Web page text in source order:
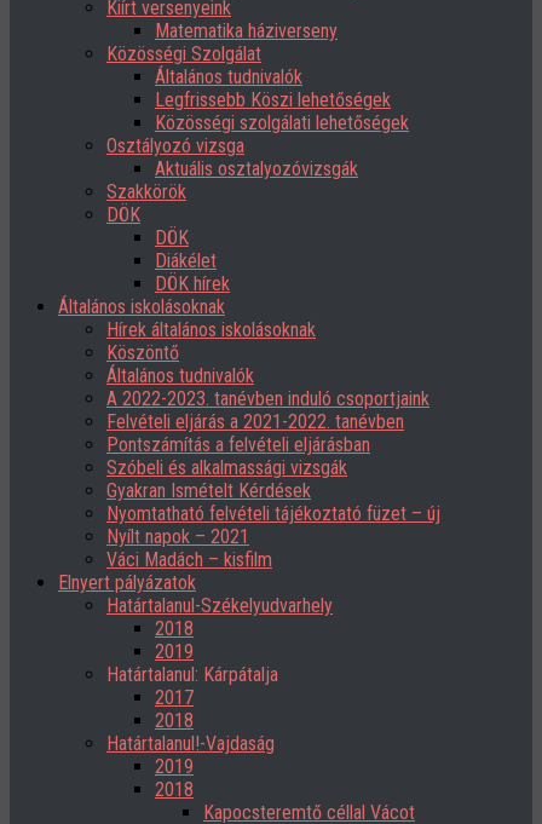
Kiírt versenyeink
Matematika háziverseny
Közösségi Szolgálat
Általános tudnivalók
Legfrissebb Köszi lehetőségek
Közösségi szolgálati lehetőségek
Osztályozó vizsga
Aktuális osztalyozóvizsgák
Szakkörök
DÖK
DÖK
Diákélet
DÖK hírek
Általános iskolásoknak
Hírek általános iskolásoknak
Köszöntő
Általános tudnivalók
A 2022-2023. tanévben induló csoportjaink
Felvételi eljárás a 2021-2022. tanévben
Pontszámítás a felvételi eljárásban
Szóbeli és alkalmassági vizsgák
Gyakran Ismételt Kérdések
Nyomtatható felvételi tájékoztató füzet – új
Nyílt napok – 2021
Váci Madách – kisfilm
Elnyert pályázatok
Határtalanul-Székelyudvarhely
2018
2019
Határtalanul: Kárpátalja
2017
2018
Határtalanul!-Vajdaság
2019
2018
Kapocsteremtő céllal Vácot